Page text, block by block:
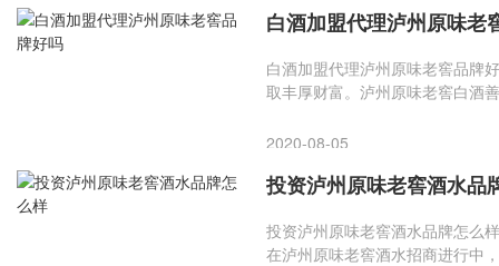
白酒加盟代理泸州原味老
白酒加盟代理泸州原味老窖品牌
取丰厚财富。泸州原味老窖白酒
2020-08-05
投资泸州原味老窖酒水品
投资泸州原味老窖酒水品牌怎么
在泸州原味老窖酒水招商进行中